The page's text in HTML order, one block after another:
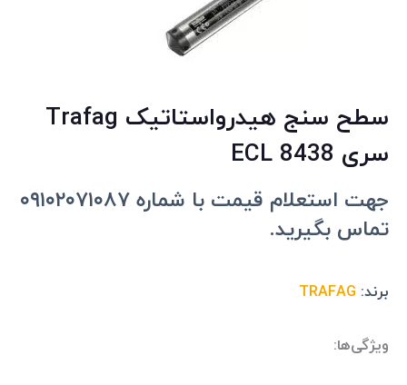
سطح سنج هیدرواستاتیک Trafag
سری ECL 8438
جهت استعلام قیمت با شماره ۰۹۱۰۲۰۷۱۰۸۷
تماس بگیرید.
برند: TRAFAG
ویژگی‌ها: